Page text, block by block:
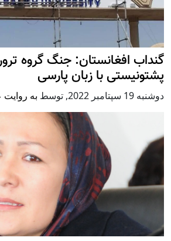
گنداب افغانستان: جنگ گروه
پشتونیستی با زبان پارسی
دوشنبه 19 سپتامبر 2022 , توسط به